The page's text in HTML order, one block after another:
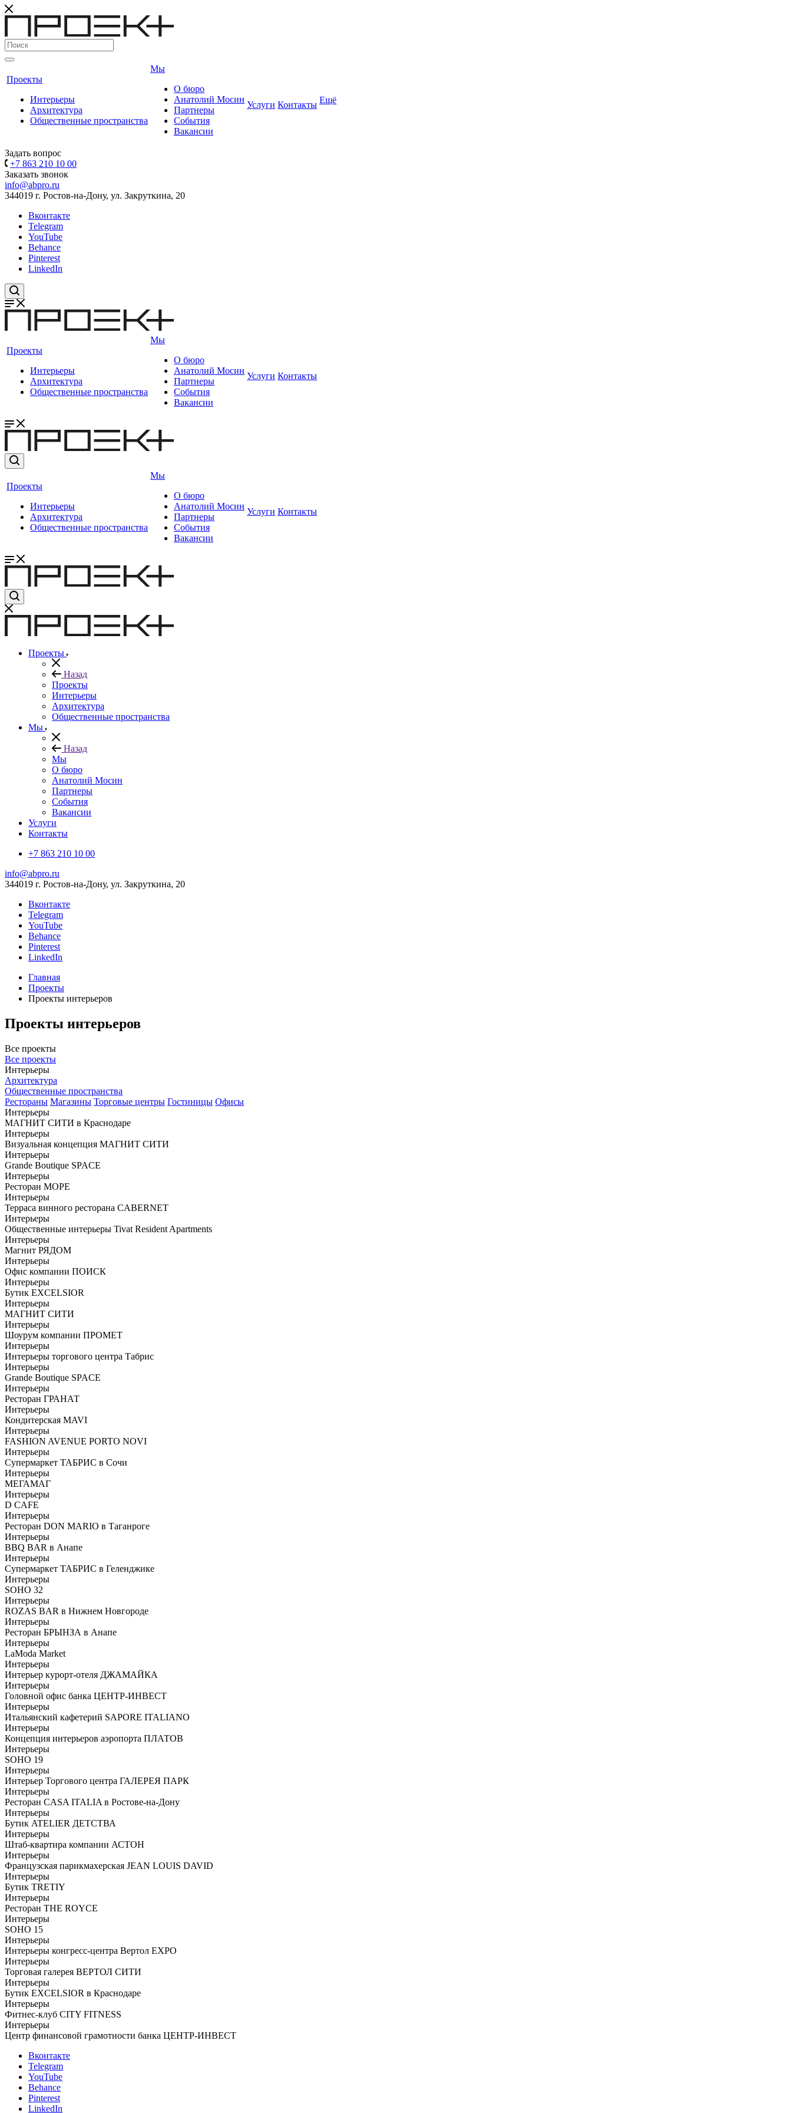
Проекты
Интерьеры
Архитектура
Общественные пространства
Мы
О бюро
Анатолий Мосин
Партнеры
События
Вакансии
Услуги Контакты Ещё
Задать вопрос
+7 863 210 10 00
Заказать звонок
info@abpro.ru
344019 г. Ростов-на-Дону, ул. Закруткина, 20
Вконтакте
Telegram
YouTube
Behance
Pinterest
LinkedIn
Проекты
Интерьеры
Архитектура
Общественные пространства
Мы
О бюро
Анатолий Мосин
Партнеры
События
Вакансии
Услуги Контакты
Проекты
Интерьеры
Архитектура
Общественные пространства
Мы
О бюро
Анатолий Мосин
Партнеры
События
Вакансии
Услуги Контакты
Проекты
Назад
Проекты
Интерьеры
Архитектура
Общественные пространства
Мы
Назад
Мы
О бюро
Анатолий Мосин
Партнеры
События
Вакансии
Услуги
Контакты
+7 863 210 10 00
info@abpro.ru
344019 г. Ростов-на-Дону, ул. Закруткина, 20
Вконтакте
Telegram
YouTube
Behance
Pinterest
LinkedIn
Главная
Проекты
Проекты интерьеров
Проекты интерьеров
Все проекты
Все проекты
Интерьеры
Архитектура
Общественные пространства
Рестораны Магазины Торговые центры Гостиницы Офисы
Интерьеры
МАГНИТ СИТИ в Краснодаре
Интерьеры
Визуальная концепция МАГНИТ СИТИ
Интерьеры
Grande Boutique SPACE
Интерьеры
Ресторан МОРЕ
Интерьеры
Терраса винного ресторана CABERNET
Интерьеры
Общественные интерьеры Tivat Resident Apartments
Интерьеры
Магнит РЯДОМ
Интерьеры
Офис компании ПОИСК
Интерьеры
Бутик EXCELSIOR
Интерьеры
МАГНИТ СИТИ
Интерьеры
Шоурум компании ПРОМЕТ
Интерьеры
Интерьеры торгового центра Табрис
Интерьеры
Grande Boutique SPACE
Интерьеры
Ресторан ГРАНАТ
Интерьеры
Кондитерская MAVI
Интерьеры
FASHION AVENUE PORTO NOVI
Интерьеры
Супермаркет ТАБРИС в Сочи
Интерьеры
МЕГАМАГ
Интерьеры
D CAFE
Интерьеры
Ресторан DON MARIO в Таганроге
Интерьеры
BBQ BAR в Анапе
Интерьеры
Супермаркет ТАБРИС в Геленджике
Интерьеры
SOHO 32
Интерьеры
ROZAS BAR в Нижнем Новгороде
Интерьеры
Ресторан БРЫНЗА в Анапе
Интерьеры
LaModa Market
Интерьеры
Интерьер курорт-отеля ДЖАМАЙКА
Интерьеры
Головной офис банка ЦЕНТР-ИНВЕСТ
Интерьеры
Итальянский кафетерий SAPORE ITALIANO
Интерьеры
Концепция интерьеров аэропорта ПЛАТОВ
Интерьеры
SOHO 19
Интерьеры
Интерьер Торгового центра ГАЛЕРЕЯ ПАРК
Интерьеры
Ресторан CASA ITALIA в Ростове-на-Дону
Интерьеры
Бутик ATELIER ДЕТСТВА
Интерьеры
Штаб-квартира компании АСТОН
Интерьеры
Французская парикмахерская JEAN LOUIS DAVID
Интерьеры
Бутик TRETIY
Интерьеры
Ресторан THE ROYCE
Интерьеры
SOHO 15
Интерьеры
Интерьеры конгресс-центра Вертол EXPO
Интерьеры
Торговая галерея ВЕРТОЛ СИТИ
Интерьеры
Бутик EXCELSIOR в Краснодаре
Интерьеры
Фитнес-клуб CITY FITNESS
Интерьеры
Центр финансовой грамотности банка ЦЕНТР-ИНВЕСТ
Вконтакте
Telegram
YouTube
Behance
Pinterest
LinkedIn